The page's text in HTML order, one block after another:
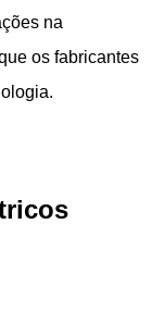
na
os fabricantes